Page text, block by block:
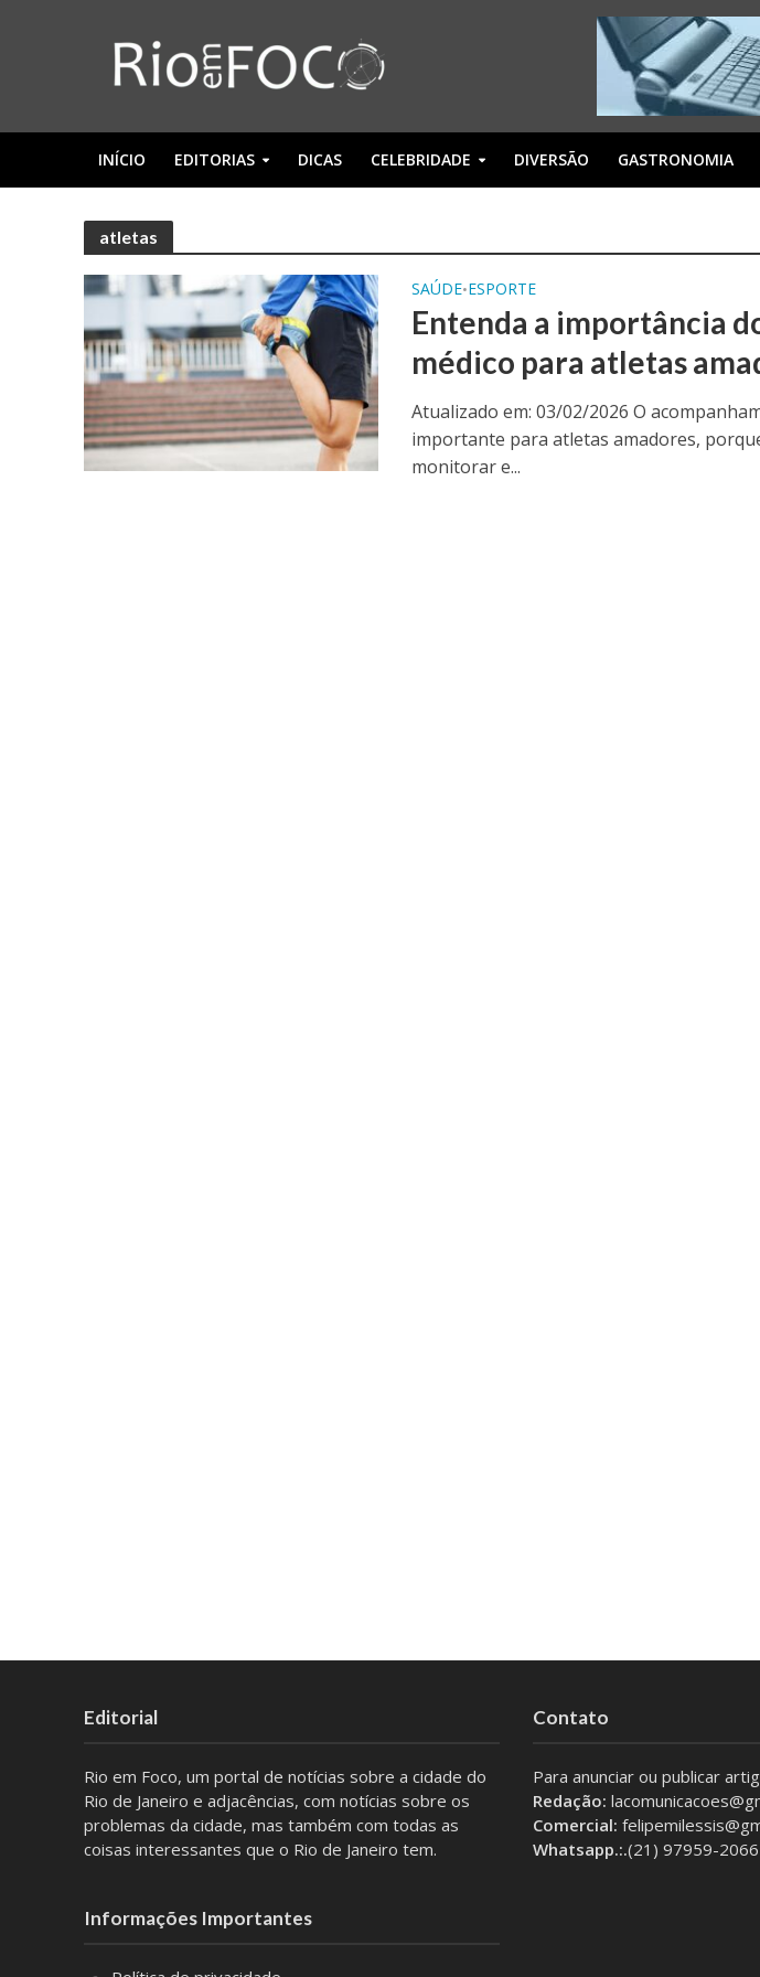
INÍCIO EDITORIAS DICAS CELEBRIDADE DIVERSÃO GASTRONOMIA
atletas
SAÚDE•ESPORTE
Entenda a importância
médico para atletas
Atualizado em: 03/02/2026 O
importante para atletas amadores,
monitorar e...
Editorial
Rio em Foco, um portal de notícias sobre a cidade do
Rio de Janeiro e adjacências, com notícias sobre os
problemas da cidade, mas também com todas as
coisas interessantes que o Rio de Janeiro tem.
Informações Importantes
Contato
Para anunciar ou publicar
Redação:
Comercial:
Whatsapp.:.(21) 97959-